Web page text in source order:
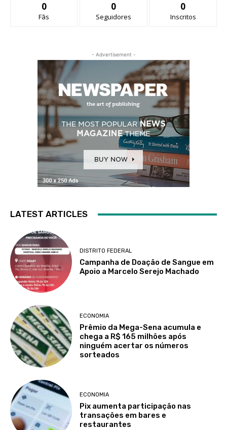
0
Fãs
0
Seguidores
0
Inscritos
- Advertisement -
LATEST ARTICLES
DISTRITO FEDERAL
Campanha de Doação de Sangue em
Apoio a Marcelo Serejo Machado
ECONOMIA
Prêmio da Mega-Sena acumula e
chega a R$ 165 milhões após
ninguém acertar os números
sorteados
ECONOMIA
Pix aumenta participação nas
transações em bares e
restaurantes